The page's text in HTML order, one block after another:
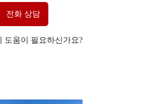
전화 상담
도움이 필요하신가요?